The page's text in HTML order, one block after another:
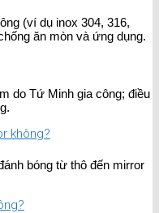
(ví dụ inox 304, 316,
ăn mòn và ứng dụng.
do Tứ Minh gia công; điều
không?
bóng từ thô đến mirror